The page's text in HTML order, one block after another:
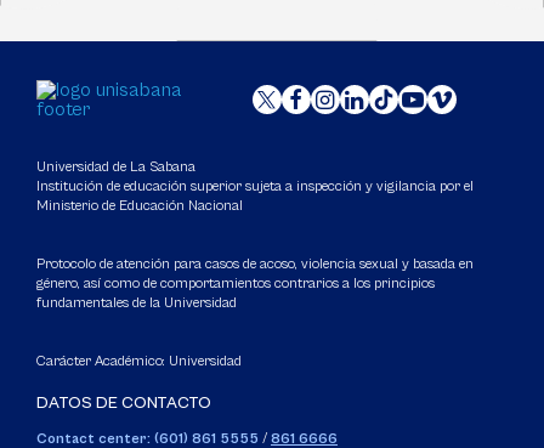
Universidad de La Sabana
Institución de educación superior sujeta a inspección y vigilancia por el
Ministerio de Educación Nacional
Protocolo de atención para casos de acoso, violencia sexual y basada en
género, así como de comportamientos contrarios a los principios
fundamentales de la Universidad
Carácter Académico: Universidad
DATOS DE CONTACTO
Contact center: (601) 861 5555 / 861 6666